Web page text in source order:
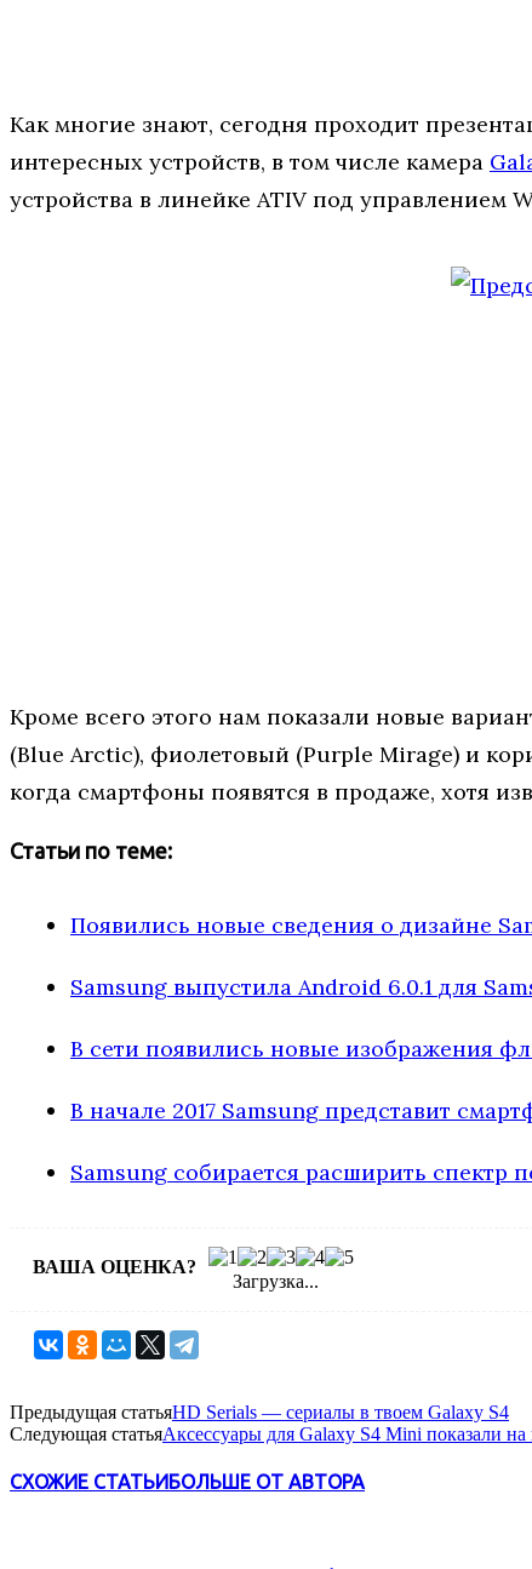
Как многие знают, сегодня проходит
интересных устройств, в том числе камера
устройства в линейке ATIV под управлением
Кроме всего этого нам показали новые
(Blue Arctic), фиолетовый (Purple Mirage) и
когда смартфоны появятся в продаже, хотя
Статьи по теме:
Появились новые сведения о дизайне
Samsung выпустила Android 6.0.1 для
В сети появились новые изображения
В начале 2017 Samsung представит
Samsung собирается расширить спектр
ВАША ОЦЕНКА?
Загрузка...
Предыдущая статьяHD Serials — сериалы в твоем Galaxy S4
Следующая статьяАксессуары для Galaxy S4 Mini показали на
СХОЖИЕ СТАТЬИБОЛЬШЕ ОТ АВТОРА